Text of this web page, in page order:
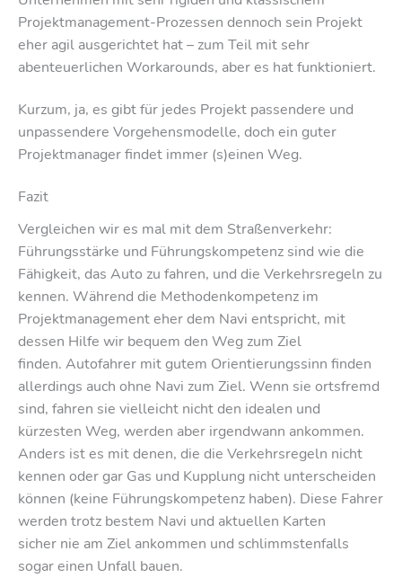
Projektmanagement-Prozessen dennoch sein Projekt
eher agil ausgerichtet hat – zum Teil mit sehr
abenteuerlichen Workarounds, aber es hat funktioniert.
Kurzum, ja, es gibt für jedes Projekt passendere und
unpassendere Vorgehensmodelle, doch ein guter
Projektmanager findet immer (s)einen Weg.
Fazit
Vergleichen wir es mal mit dem Straßenverkehr:
Führungsstärke und Führungskompetenz sind wie die
Fähigkeit, das Auto zu fahren, und die Verkehrsregeln zu
kennen. Während die Methodenkompetenz im
Projektmanagement eher dem Navi entspricht, mit
dessen Hilfe wir bequem den Weg zum Ziel
finden. Autofahrer mit gutem Orientierungssinn finden
allerdings auch ohne Navi zum Ziel. Wenn sie ortsfremd
sind, fahren sie vielleicht nicht den idealen und
kürzesten Weg, werden aber irgendwann ankommen.
Anders ist es mit denen, die die Verkehrsregeln nicht
kennen oder gar Gas und Kupplung nicht unterscheiden
können (keine Führungskompetenz haben). Diese Fahrer
werden trotz bestem Navi und aktuellen Karten
sicher nie am Ziel ankommen und schlimmstenfalls
sogar einen Unfall bauen.